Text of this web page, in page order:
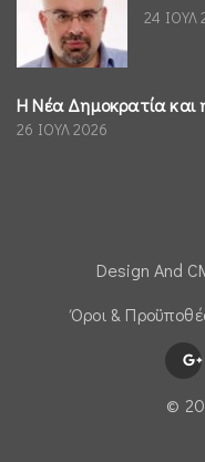
24 ΙΟΥΛ
Η Νέα Δημοκρατία και
26 ΙΟΥΛ 2026
Design And
Όροι &
©